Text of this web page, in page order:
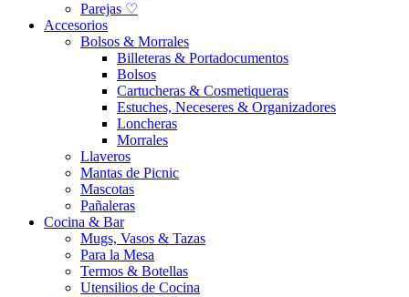
Parejas ♡
Accesorios
Bolsos & Morrales
Billeteras & Portadocumentos
Bolsos
Cartucheras & Cosmetiqueras
Estuches, Neceseres & Organizadores
Loncheras
Morrales
Llaveros
Mantas de Picnic
Mascotas
Pañaleras
Cocina & Bar
Mugs, Vasos & Tazas
Para la Mesa
Termos & Botellas
Utensilios de Cocina